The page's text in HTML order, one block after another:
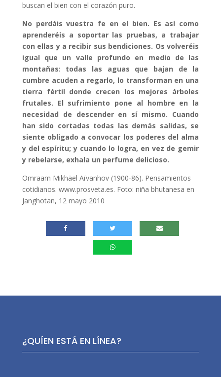
buscan el bien con el corazón puro.
No perdáis vuestra fe en el bien. Es así como
aprenderéis a soportar las pruebas, a trabajar
con ellas y a recibir sus bendiciones. Os volveréis
igual que un valle profundo en medio de las
montañas: todas las aguas que bajan de la
cumbre acuden a regarlo, lo transforman en una
tierra fértil donde crecen los mejores árboles
frutales. El sufrimiento pone al hombre en la
necesidad de descender en sí mismo. Cuando
han sido cortadas todas las demás salidas, se
siente obligado a convocar los poderes del alma
y del espíritu; y cuando lo logra, en vez de gemir
y rebelarse, exhala un perfume delicioso.
Omraam Mikhäel Aïvanhov (1900-86). Pensamientos
cotidianos. www.prosveta.es. Foto: niña bhutanesa en
Janghotan, 12 mayo 2010
¿QUÍEN ESTÁ EN LÍNEA?